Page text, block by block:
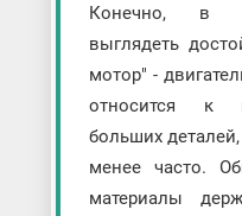
Конечно, в
выглядеть
мотор" -
относится к
больших
менее часто.
материалы